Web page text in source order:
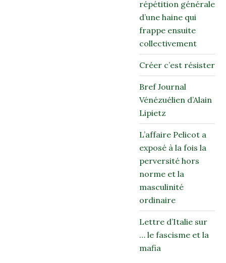
répétition générale
d’une haine qui
frappe ensuite
collectivement
Créer c’est résister
Bref Journal
Vénézuélien d’Alain
Lipietz
L’affaire Pelicot a
exposé à la fois la
perversité hors
norme et la
masculinité
ordinaire
Lettre d’Italie sur
… le fascisme et la
mafia